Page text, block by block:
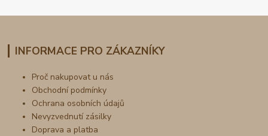
INFORMACE PRO ZÁKAZNÍKY
Proč nakupovat u nás
Obchodní podmínky
Ochrana osobních údajů
Nevyzvednutí zásilky
Doprava a platba